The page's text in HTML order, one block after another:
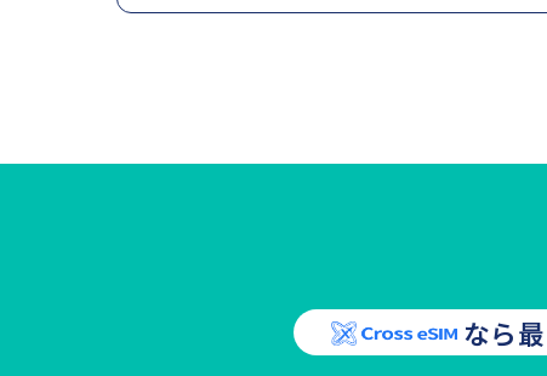
なら